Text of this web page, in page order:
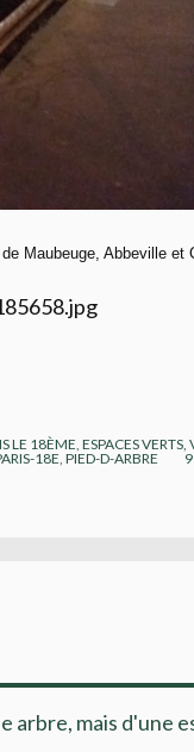
Maubeuge, Abbeville et
LE 18ÈME ,ESPACES
18E PIED-D-ARBRE 9
arbre, mais d'une